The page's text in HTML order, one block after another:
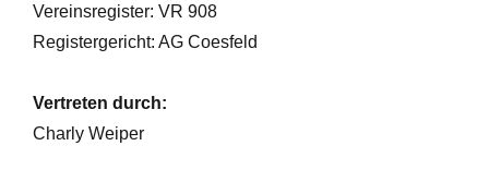
Vereinsregister: VR 908
Registergericht: AG Coesfeld
Vertreten durch:
Charly Weiper